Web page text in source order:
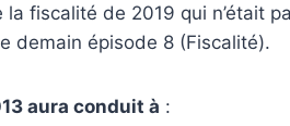
fiscalité de 2019 qui n’était
demain épisode 8 (Fiscalité).
aura conduit à :